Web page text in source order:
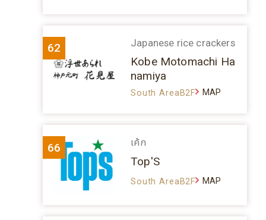
62 Japanese rice crackers
Kobe Motomachi Ha
namiya
South AreaB2F MAP
66 เค้ก
Top'S
South AreaB2F MAP